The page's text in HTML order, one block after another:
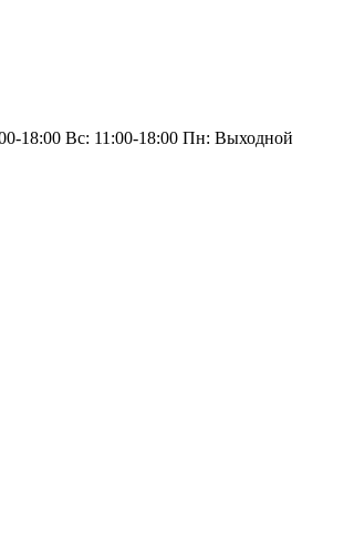
18:00 Вс: 11:00-18:00 Пн: Выходной